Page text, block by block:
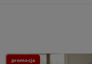
promocja